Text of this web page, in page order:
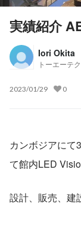
実績紹介
Iori Okita
トーエーテ
2023/01/29 0
カンボジアにて
て館内LED
設計、販売、建